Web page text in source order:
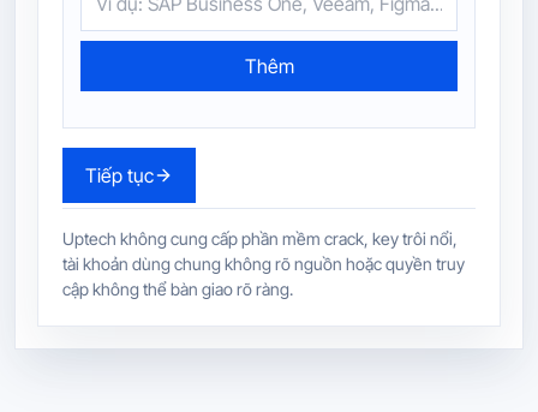
Thêm
Tiếp tục
Uptech không cung cấp phần mềm crack, key trôi nổi,
tài khoản dùng chung không rõ nguồn hoặc quyền truy
cập không thể bàn giao rõ ràng.